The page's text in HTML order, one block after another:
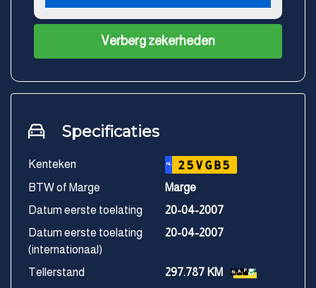
Verberg zekerheden
Specificaties
Kenteken NL 25VGB5
BTW of Marge
Marge
Datum eerste toelating
20-04-2007
Datum eerste toelating
(internationaal)
20-04-2007
Tellerstand
297.787 KM